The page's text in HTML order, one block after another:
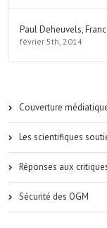
Paul Deheuvels,
février 5th, 2014
Couverture
Les scientifiques
Réponses aux
Sécurité des OGM